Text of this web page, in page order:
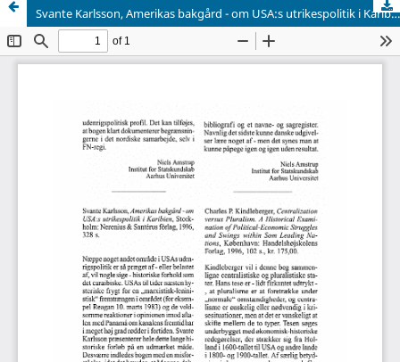
Svante Karlsson, Amerikas bakgård - om USA:s utrikespolitik i Karibien, Stockholm: Nerenius & Santérus forlag, 1996, 328 s.